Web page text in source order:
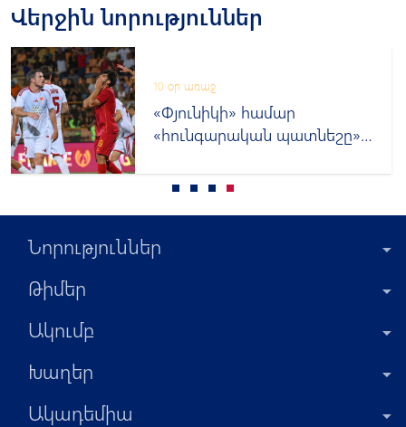
Վերջին նորություններ
10 օր առաջ
«Փյունիկի» համար
«հունգարական պատնեշը»
Նորություններ
Թիմեր
Ակումբ
Խաղեր
Ակադեմիա